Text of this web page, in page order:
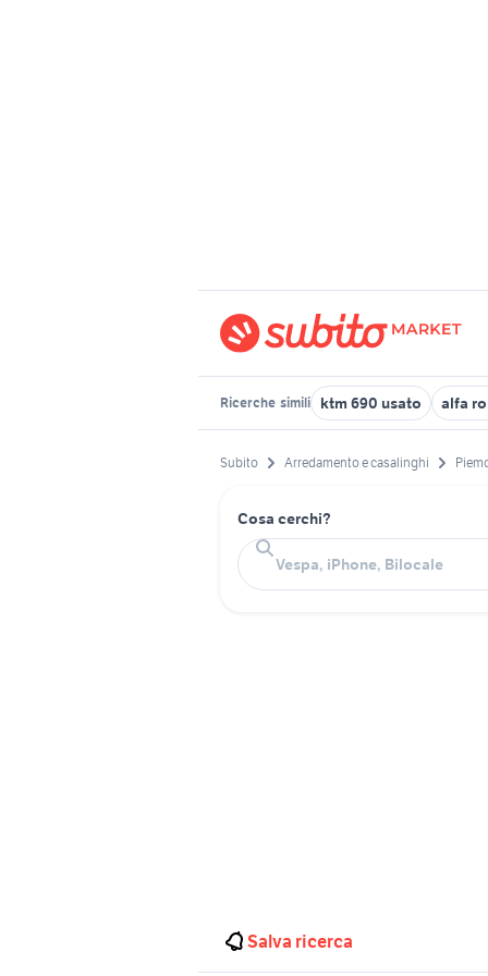
Ricerche simili ktm 690 usato alfa
Subito Arredamento e casalinghi
Cosa cerchi?
Salva ricerca